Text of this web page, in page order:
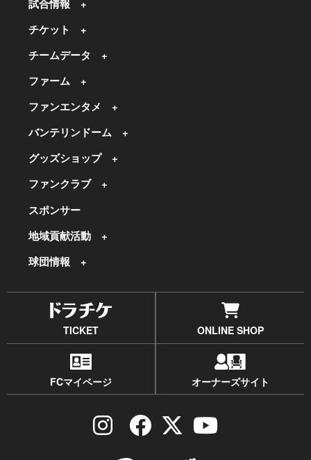
試合情報
チケット
チームデータ
ファーム
ファンエンタメ
バンテリンドーム
グッズショップ
ファンクラブ
スポンサー
地域貢献活動
球団情報
TICKET ONLINE SHOP
FCマイページ オーナーズサイト